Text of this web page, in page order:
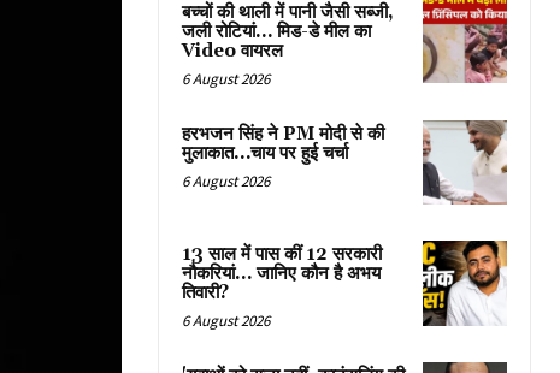
बच्चों की थाली में पानी जैसी सब्जी,
जली रोटियां… मिड-डे मील का
Video वायरल
6 August 2026
हरभजन सिंह ने PM मोदी से की
मुलाकात…चाय पर हुई चर्चा
6 August 2026
13 साल में पास कीं 12 सरकारी
नौकरियां… जान‍िए कौन है अभय
तिवारी?
6 August 2026